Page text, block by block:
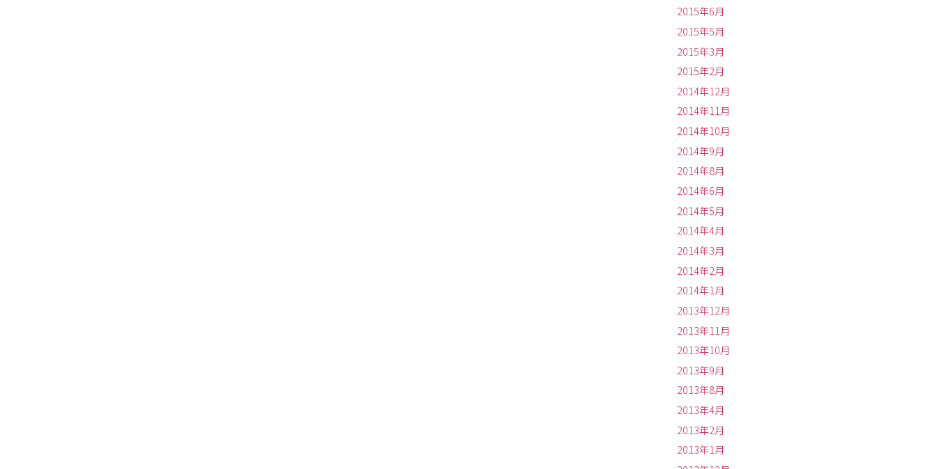
2015年6月
2015年5月
2015年3月
2015年2月
2014年12月
2014年11月
2014年10月
2014年9月
2014年8月
2014年6月
2014年5月
2014年4月
2014年3月
2014年2月
2014年1月
2013年12月
2013年11月
2013年10月
2013年9月
2013年8月
2013年4月
2013年2月
2013年1月